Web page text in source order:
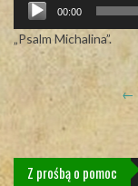
plików
dźwiękowych
00:00
„Psalm Michalina”.
navigation
←
Z prośbą o pomoc